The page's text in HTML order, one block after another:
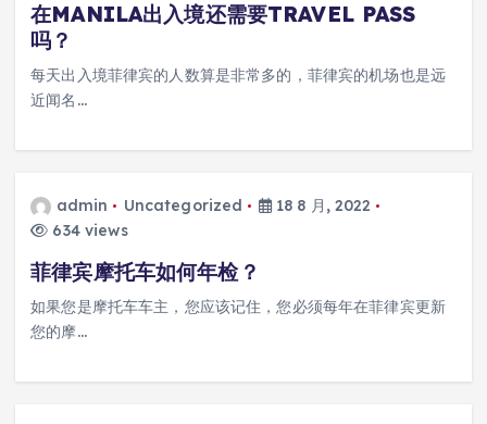
在MANILA出入境还需要TRAVEL PASS
吗？
每天出入境菲律宾的人数算是非常多的，菲律宾的机场也是远
近闻名…
admin Uncategorized
18 8 月, 2022
634 views
菲律宾摩托车如何年检？
如果您是摩托车车主，您应该记住，您必须每年在菲律宾更新
您的摩…